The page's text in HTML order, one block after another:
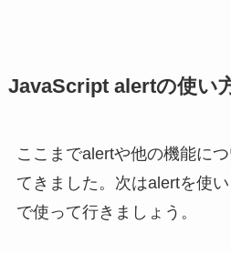
JavaScript alertの使い
ここまでalertや他の機能に
てきました。次はalertを使
で使って行きましょう。